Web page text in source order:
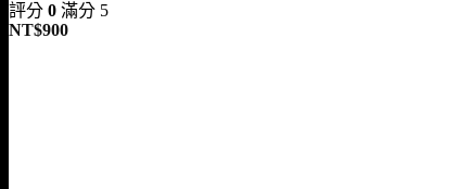
評分 0 滿分 5
NT$900